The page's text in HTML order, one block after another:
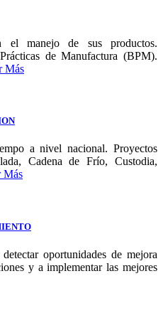
el manejo de sus productos.
de Manufactura (BPM).
Más
a nivel nacional. Proyectos
Cadena de Frío, Custodia,
Más
oportunidades de mejora
y a implementar las mejores